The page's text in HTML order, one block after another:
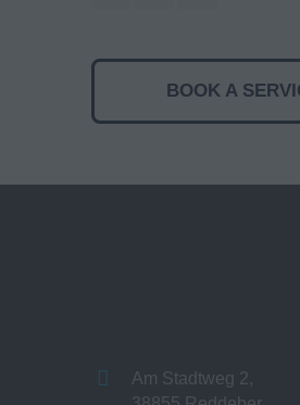
BOOK A
Am Stadtweg 2,